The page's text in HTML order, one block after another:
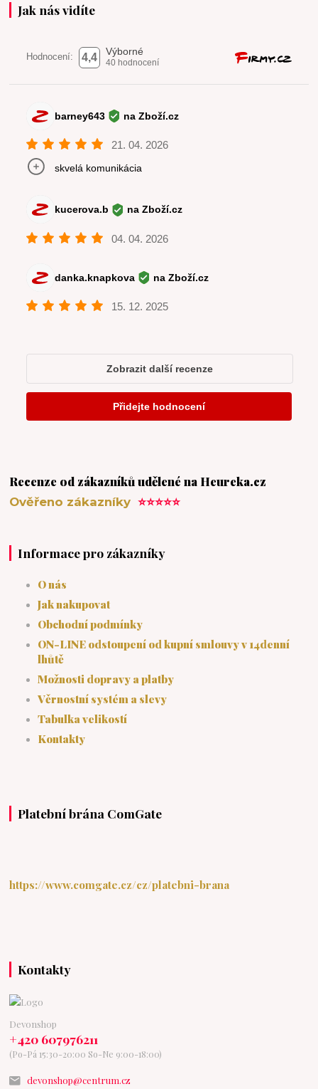
Jak nás vidíte
Recenze od zákazníků udělené na Heureka.cz
Ověřeno zákazníky⭐⭐⭐⭐⭐
Informace pro zákazníky
O nás
Jak nakupovat
Obchodní podmínky
ON-LINE odstoupení od kupní smlouvy v 14denní
lhůtě
Možnosti dopravy a platby
Věrnostní systém a slevy
Tabulka velikostí
Kontakty
Platební brána ComGate
https://www.comgate.cz/cz/platebni-brana
Kontakty
Devonshop
+420 607976211
(Po-Pá 15:30-20:00 So-Ne 9:00-18:00)
devonshop@centrum.cz